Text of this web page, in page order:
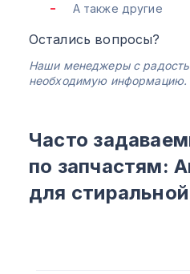
А также другие
Остались вопросы?
Наши менеджеры с
необходимую
Часто
по запчастям:
для